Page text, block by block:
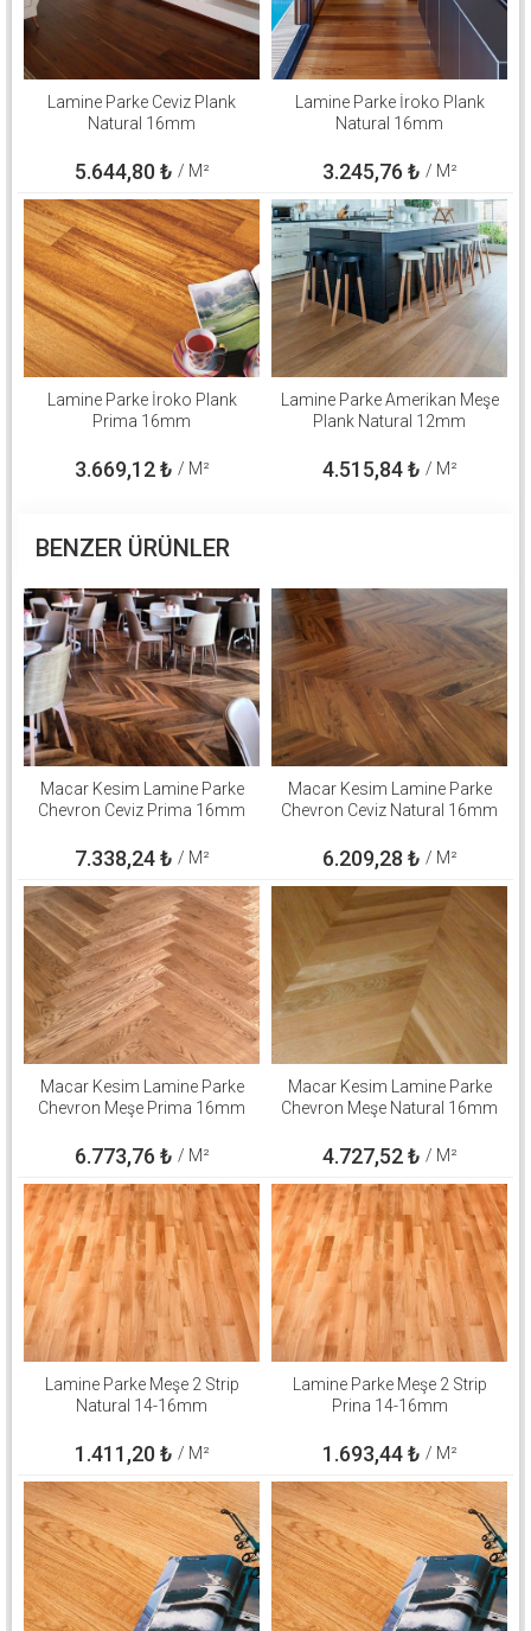
Lamine Parke Ceviz Plank
Natural 16mm
5.644,80₺ / M²
Lamine Parke İroko Plank
Natural 16mm
3.245,76 ₺ / M²
Lamine Parke İroko Plank
Prima 16mm
3.669,12₺ / M²
Lamine Parke Amerikan Meşe
Plank Natural 12mm
4.515,84₺ / M²
BENZER ÜRÜNLER
Macar Kesim Lamine Parke
Chevron Ceviz Prima 16mm
7.338,24₺ / M²
Macar Kesim Lamine Parke
Chevron Ceviz Natural 16mm
6.209,28 ₺ / M²
Macar Kesim Lamine Parke
Chevron Meşe Prima 16mm
6.773,76 ₺ / M²
Macar Kesim Lamine Parke
Chevron Meşe Natural 16mm
4.727,52₺ / M²
Lamine Parke Meşe 2 Strip
Natural 14-16mm
1.411,20₺ / M²
Lamine Parke Meşe 2 Strip
Prina 14-16mm
1.693,44₺ / M²